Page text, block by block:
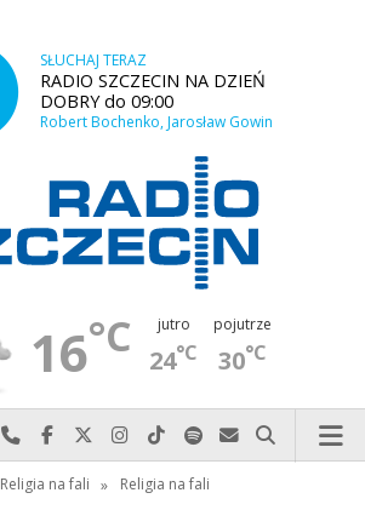
SŁUCHAJ TERAZ
RADIO SZCZECIN NA DZIEŃ
DOBRY do 09:00
Robert Bochenko, Jarosław Gowin
16°C jutro
24°C
pojutrze
30°C
Najlepiej po prostu do nas zadzwoń
Odwiedź nas na Facebook-u
Odwiedź nas na X
Odwiedź nas na Instagram-ie
Odwiedź nas na TikTok-u
Szukaj nas na Spotify
Wyślij do nas
Szukaj
Religia na fali » Religia na fali